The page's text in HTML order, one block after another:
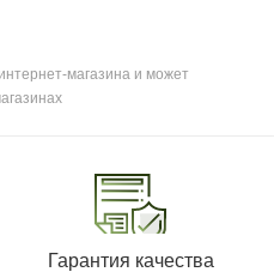
магазина и может
Гарантия качества